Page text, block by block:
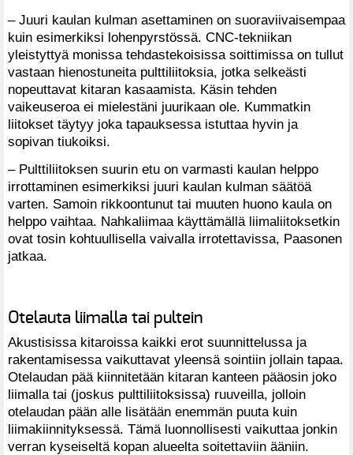
– Juuri kaulan kulman asettaminen on suoraviivaisempaa
kuin esimerkiksi lohenpyrstössä. CNC-tekniikan
yleistyttyä monissa tehdastekoisissa soittimissa on tullut
vastaan hienostuneita pulttiliitoksia, jotka selkeästi
nopeuttavat kitaran kasaamista. Käsin tehden
vaikeuseroa ei mielestäni juurikaan ole. Kummatkin
liitokset täytyy joka tapauksessa istuttaa hyvin ja
sopivan tiukoiksi.
– Pulttiliitoksen suurin etu on varmasti kaulan helppo
irrottaminen esimerkiksi juuri kaulan kulman säätöä
varten. Samoin rikkoontunut tai muuten huono kaula on
helppo vaihtaa. Nahkaliimaa käyttämällä liimaliitoksetkin
ovat tosin kohtuullisella vaivalla irrotettavissa, Paasonen
jatkaa.
Otelauta liimalla tai pultein
Akustisissa kitaroissa kaikki erot suunnittelussa ja
rakentamisessa vaikuttavat yleensä sointiin jollain tapaa.
Otelaudan pää kiinnitetään kitaran kanteen pääosin joko
liimalla tai (joskus pulttiliitoksissa) ruuveilla, jolloin
otelaudan pään alle lisätään enemmän puuta kuin
liimakiinnityksessä. Tämä luonnollisesti vaikuttaa jonkin
verran kyseiseltä kopan alueelta soitettaviin ääniin.